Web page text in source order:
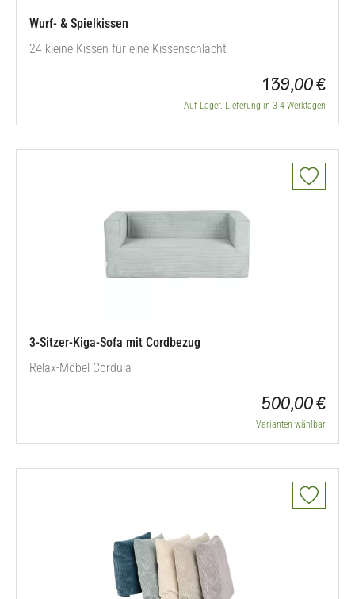
Wurf- & Spielkissen
24 kleine Kissen für eine Kissenschlacht
139,00 €
Auf Lager. Lieferung in 3-4 Werktagen
3-Sitzer-Kiga-Sofa mit Cordbezug
Relax-Möbel Cordula
500,00 €
Varianten wählbar